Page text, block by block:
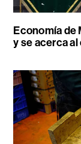
Economía de
y se acerca